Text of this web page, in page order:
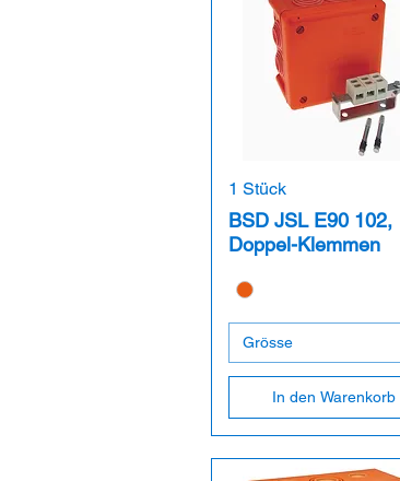
1 Stück
BSD JSL E90 102,
Doppel-Klemmen
Grösse
In den Warenkorb